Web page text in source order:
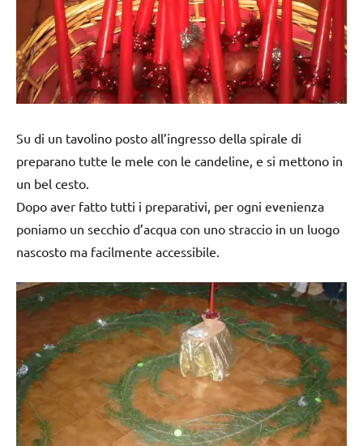
Su di un tavolino posto all’ingresso della spirale di
preparano tutte le mele con le candeline, e si mettono in
un bel cesto.
Dopo aver fatto tutti i preparativi, per ogni evenienza
poniamo un secchio d’acqua con uno straccio in un luogo
nascosto ma facilmente accessibile.